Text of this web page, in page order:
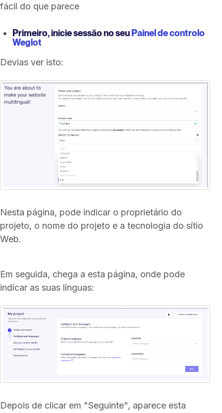
fácil do que parece
Primeiro, inicie sessão no seuPainel de controlo
Weglot
Devias ver isto:
Nesta página, pode indicar o proprietário do
projeto, o nome do projeto e a tecnologia do sítio
Web.
Em seguida, chega a esta página, onde pode
indicar as suas línguas:
Depois de clicar em "Seguinte", aparece esta